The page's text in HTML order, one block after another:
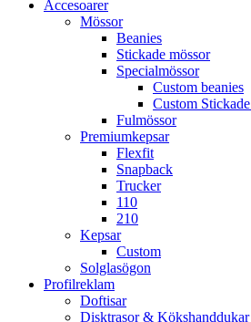
Accesoarer
Mössor
Beanies
Stickade mössor
Specialmössor
Custom beanies
Custom
Fulmössor
Premiumkepsar
Flexfit
Snapback
Trucker
110
210
Kepsar
Custom
Solglasögon
Profilreklam
Doftisar
Disktrasor & Kökshanddukar